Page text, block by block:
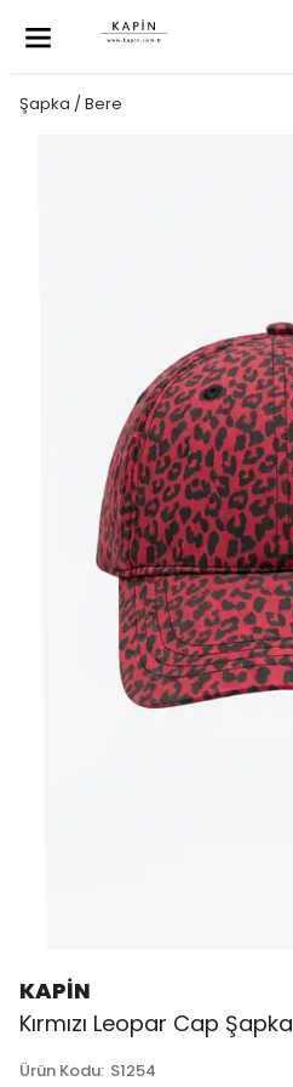
Şapka / Bere
KAPİN
Kırmızı Leopar Cap Şapka
Ürün Kodu: S1254